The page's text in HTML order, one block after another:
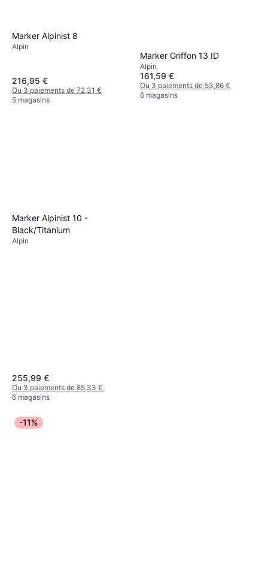
Marker Alpinist 8
Alpin
216,95 €
Ou 3 paiements de 72,31 €
5 magasins
Marker Griffon 13 ID
Alpin
161,59 €
Ou 3 paiements de 53,86 €
6 magasins
Marker Alpinist 10 -
Black/Titanium
Alpin
255,99 €
Ou 3 paiements de 85,33 €
6 magasins
-11%